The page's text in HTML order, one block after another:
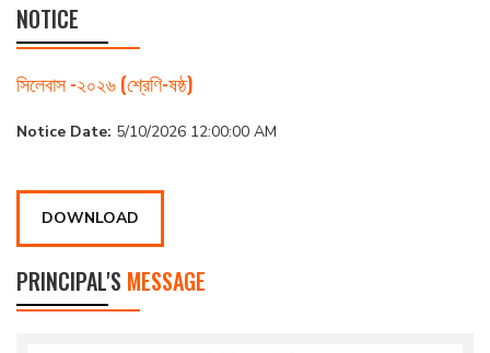
NOTICE
সিলেবাস -২০২৬ (শ্রেণি-ষষ্ঠ)
Notice Date: 5/10/2026 12:00:00 AM
DOWNLOAD
PRINCIPAL'S MESSAGE